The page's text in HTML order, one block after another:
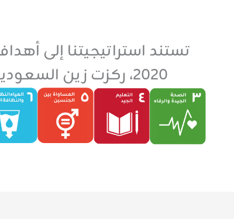
2020، ركزت زين السعودية على ١٣ هدفًا من هذه الأهداف، بما يتماشى مع أفضل المعايير الدولية.